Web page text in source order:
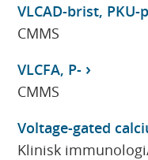
VLCAD-brist, PKU-
CMMS
VLCFA, P-
CMMS
Voltage-gated
Klinisk